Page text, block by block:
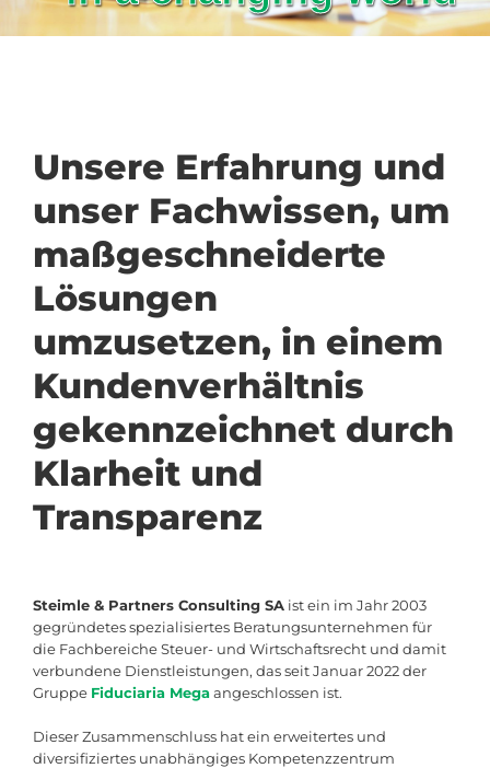
Unsere Erfahrung und
unser Fachwissen, um
maßgeschneiderte
Lösungen
umzusetzen, in einem
Kundenverhältnis
gekennzeichnet durch
Klarheit und
Transparenz
Steimle & Partners Consulting SA ist ein im Jahr 2003
gegründetes spezialisiertes Beratungsunternehmen für
die Fachbereiche Steuer- und Wirtschaftsrecht und damit
verbundene Dienstleistungen, das seit Januar 2022 der
Gruppe Fiduciaria Megaangeschlossen ist.
Dieser Zusammenschluss hat ein erweitertes und
diversifiziertes unabhängiges Kompetenzzentrum